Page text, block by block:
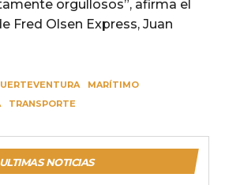
orgullosos”, afirma el
Fred Olsen Express, Juan
MARÍTIMO
TRANSPORTE
ULTIMAS NOTICIAS